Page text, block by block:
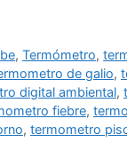
,Termómetro,
de galio,
digital ambiental,
fiebre,
, termometro